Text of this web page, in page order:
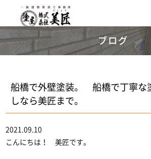
ブログ
船橋で外壁塗装。 船橋で丁寧な
しなら美匠まで。
2021.09.10
こんにちは！ 美匠です。